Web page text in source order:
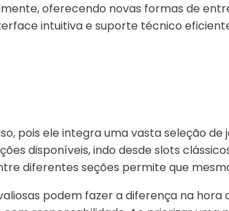
oferecendo novas formas de
intuitiva e suporte técnico
pois ele integra uma vasta seleção
disponíveis, indo desde slots
diferentes seções permite que
podem fazer a diferença na